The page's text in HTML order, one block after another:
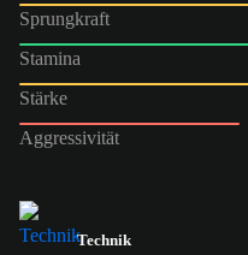
Sprungkraft
Stamina
Stärke
Aggressivität
Technik